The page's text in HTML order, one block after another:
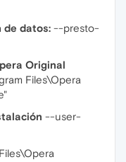
de datos: --presto-
Original
Files\Opera
--user-